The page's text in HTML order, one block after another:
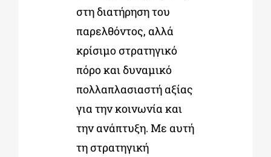
στη διατήρηση του
παρελθόντος, αλλά
κρίσιμο στρατηγικό
πόρο και δυναμικό
πολλαπλασιαστή αξίας
για την κοινωνία και
την ανάπτυξη. Με αυτή
τη στρατηγική